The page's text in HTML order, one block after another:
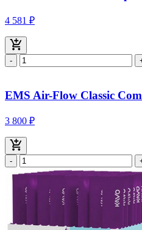
4 581 ₽
-
EMS Air-Flow Classic
3 800 ₽
-